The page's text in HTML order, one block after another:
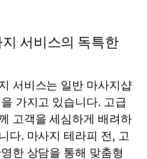
서비스의 독특한
서비스는 일반 마사지샵
가지고 있습니다. 고급
고객을 세심하게 배려하
다. 마사지 테라피 전, 고
한 상담을 통해 맞춤형